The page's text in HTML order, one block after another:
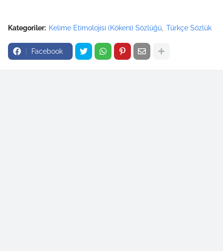
Kategoriler: Kelime Etimolojisi (Kökeni) Sözlüğü Türkçe Sözlük
Facebook